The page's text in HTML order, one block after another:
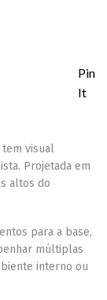
Pin
It
tem visual
Projetada em
altos do
para a base,
múltiplas
interno ou